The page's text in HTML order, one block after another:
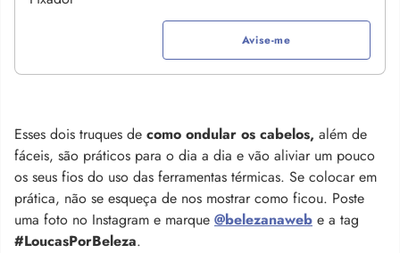
Avise-me
Esses dois truques de como ondular os cabelos, além de
fáceis, são práticos para o dia a dia e vão aliviar um pouco
os seus fios do uso das ferramentas térmicas. Se colocar em
prática, não se esqueça de nos mostrar como ficou. Poste
uma foto no Instagram e marque @belezanaweb e a tag
#LoucasPorBeleza.